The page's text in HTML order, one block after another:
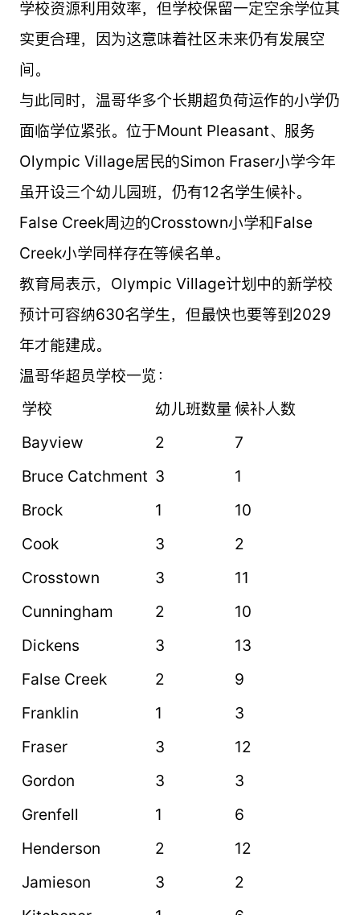
学校资源利用效率，但学校保留一定空余学位其
实更合理，因为这意味着社区未来仍有发展空
间。
与此同时，温哥华多个长期超负荷运作的小学仍
面临学位紧张。位于Mount Pleasant、服务
Olympic Village居民的Simon Fraser小学今年
虽开设三个幼儿园班，仍有12名学生候补。
False Creek周边的Crosstown小学和False
Creek小学同样存在等候名单。
教育局表示，Olympic Village计划中的新学校
预计可容纳630名学生，但最快也要等到2029
年才能建成。
温哥华超员学校一览：
学校
幼儿班数量候补人数
Bayview
2
7
Bruce Catchment 3
1
Brock
1
10
Cook
3
2
Crosstown
3
11
Cunningham
2
10
Dickens
3
13
False Creek
2
9
Franklin
1
3
Fraser
3
12
Gordon
3
3
Grenfell
1
6
Henderson
2
12
Jamieson
3
2